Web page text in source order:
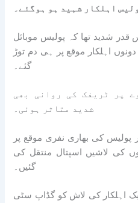
شدید تھا کہ پولیس موبائل
اہلکار موقع پر ہی دم توڑ
گئے۔
پر ٹریفک کی روانی بھی
شدید متاثر ہوئی۔
پولیس کی بھاری نفری موقع پر
کی لاشیں اسپتال منتقل کی
گئیں۔
اہلکار کی لاش کو گڈاپ سٹی